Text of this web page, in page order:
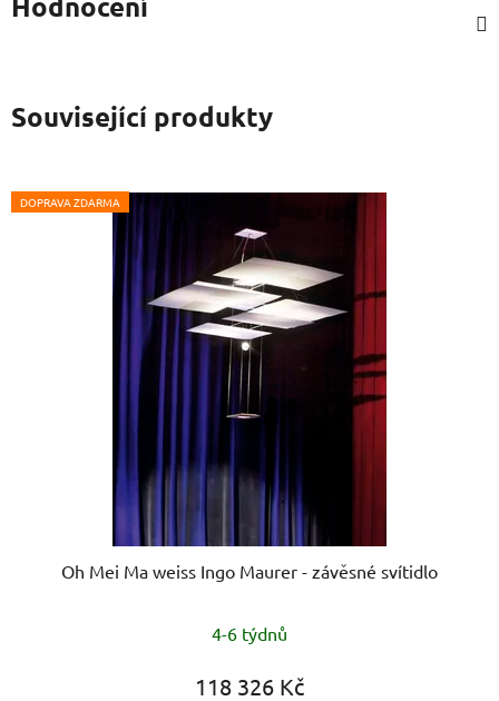
Související produkty
DOPRAVA ZDARMA
Oh Mei Ma weiss Ingo Maurer - závěsné svítidlo
4-6 týdnů
118 326 Kč